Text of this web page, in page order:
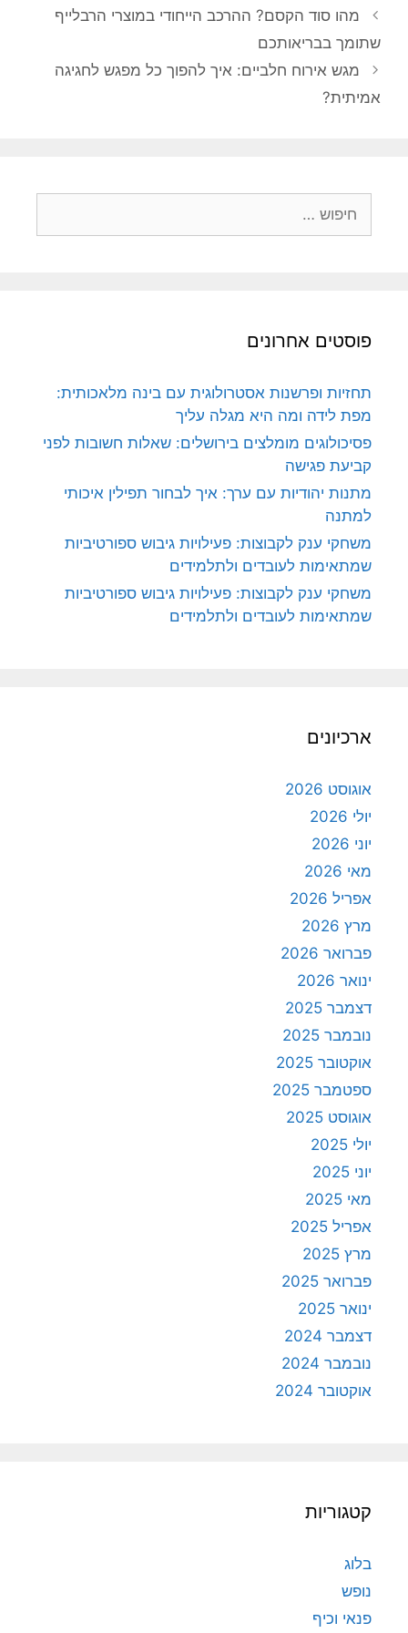
מהו סוד הקסם? ההרכב הייחודי במוצרי הרבלייף
שתומך בבריאותכם
מגש אירוח חלביים: איך להפוך כל מפגש לחגיגה
אמיתית?
פוסטים אחרונים
תחזיות ופרשנות אסטרולוגית עם בינה מלאכותית:
מפת לידה ומה היא מגלה עליך
פסיכולוגים מומלצים בירושלים: שאלות חשובות לפני
קביעת פגישה
מתנות יהודיות עם ערך: איך לבחור תפילין איכותי
למתנה
משחקי ענק לקבוצות: פעילויות גיבוש ספורטיביות
שמתאימות לעובדים ולתלמידים
משחקי ענק לקבוצות: פעילויות גיבוש ספורטיביות
שמתאימות לעובדים ולתלמידים
ארכיונים
אוגוסט 2026
יולי 2026
יוני 2026
מאי 2026
אפריל 2026
מרץ 2026
פברואר 2026
ינואר 2026
דצמבר 2025
נובמבר 2025
אוקטובר 2025
ספטמבר 2025
אוגוסט 2025
יולי 2025
יוני 2025
מאי 2025
אפריל 2025
מרץ 2025
פברואר 2025
ינואר 2025
דצמבר 2024
נובמבר 2024
אוקטובר 2024
קטגוריות
בלוג
נופש
פנאי וכיף